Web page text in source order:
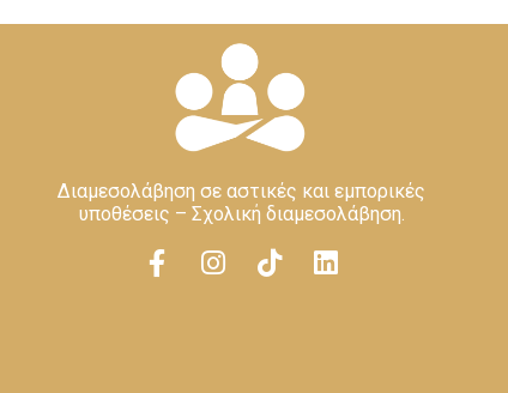
Διαμεσολάβηση σε αστικές και εμπορικές
υποθέσεις – Σχολική διαμεσολάβηση.